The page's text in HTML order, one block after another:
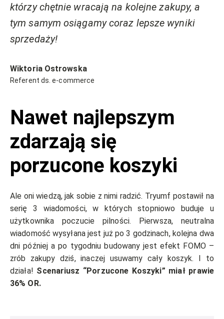
którzy chętnie wracają na kolejne zakupy, a
tym samym osiągamy coraz lepsze wyniki
sprzedaży!
Wiktoria Ostrowska
Referent ds. e-commerce
Nawet najlepszym
zdarzają się
porzucone koszyki
Ale oni wiedzą, jak sobie z nimi radzić. Tryumf postawił na
serię 3 wiadomości, w których stopniowo buduje u
użytkownika poczucie pilności. Pierwsza, neutralna
wiadomość wysyłana jest już po 3 godzinach, kolejna dwa
dni później a po tygodniu budowany jest efekt FOMO –
zrób zakupy dziś, inaczej usuwamy cały koszyk. I to
działa! Scenariusz “Porzucone Koszyki” miał prawie
36% OR.